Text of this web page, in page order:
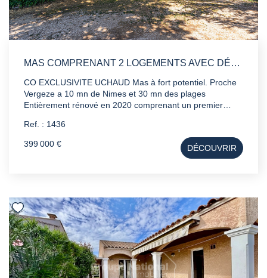
MAS COMPRENANT 2 LOGEMENTS AVEC DÉPENDANCES ET TERRAIN DE 2500M2
CO EXCLUSIVITE UCHAUD Mas à fort potentiel. Proche
Vergeze a 10 mn de Nimes et 30 mn des plages
Entièrement rénové en 2020 comprenant un premier
cuisine et salon exposé plein sud. Vous trouverez
également un deuxième appartement T2 de 56m2 en rez
de chaussée comprenant une cuisine un salon et une
chambre avec possibilité d'une deuxième chambre. Des
chaleur et ballon thermodynamique de 2024
Ref. : 1436
399 000 € DÉCOUVRIR